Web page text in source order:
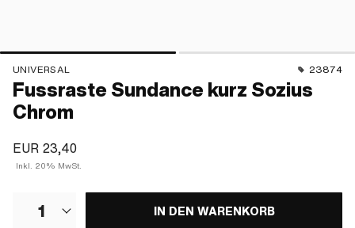
UNIVERSAL 23874
Fussraste Sundance kurz Sozius
Chrom
EUR 23,40
Inkl. 20% MwSt.
1 IN DEN WARENKORB